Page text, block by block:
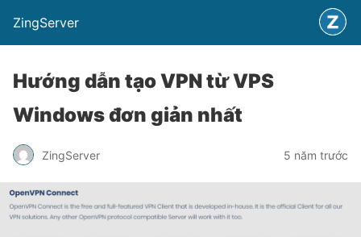
ZingServer
Hướng dẫn tạo VPN từ VPS
Windows đơn giản nhất
ZingServer 5 năm trước